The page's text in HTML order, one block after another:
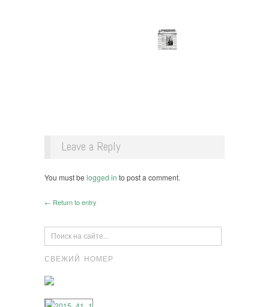
Leave a Reply
You must be logged in to post a comment.
← Return to entry
СВЕЖИЙ НОМЕР